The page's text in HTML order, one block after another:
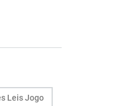
Leis Jogo